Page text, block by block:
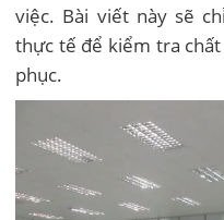
việc. Bài viết này sẽ
thực tế để kiểm tra
phục.